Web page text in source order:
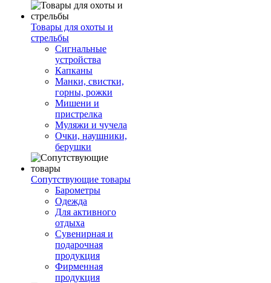
Товары для охоты и
стрельбы
Сигнальные
устройства
Капканы
Манки, свистки,
горны, рожки
Мишени и
пристрелка
Муляжи и чучела
Очки, наушники,
берушки
Сопутствующие товары
Барометры
Одежда
Для активного
отдыха
Сувенирная и
подарочная
продукция
Фирменная
продукция